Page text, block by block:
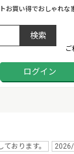
お買い得でおしゃれな
ご
ログイン
おります。